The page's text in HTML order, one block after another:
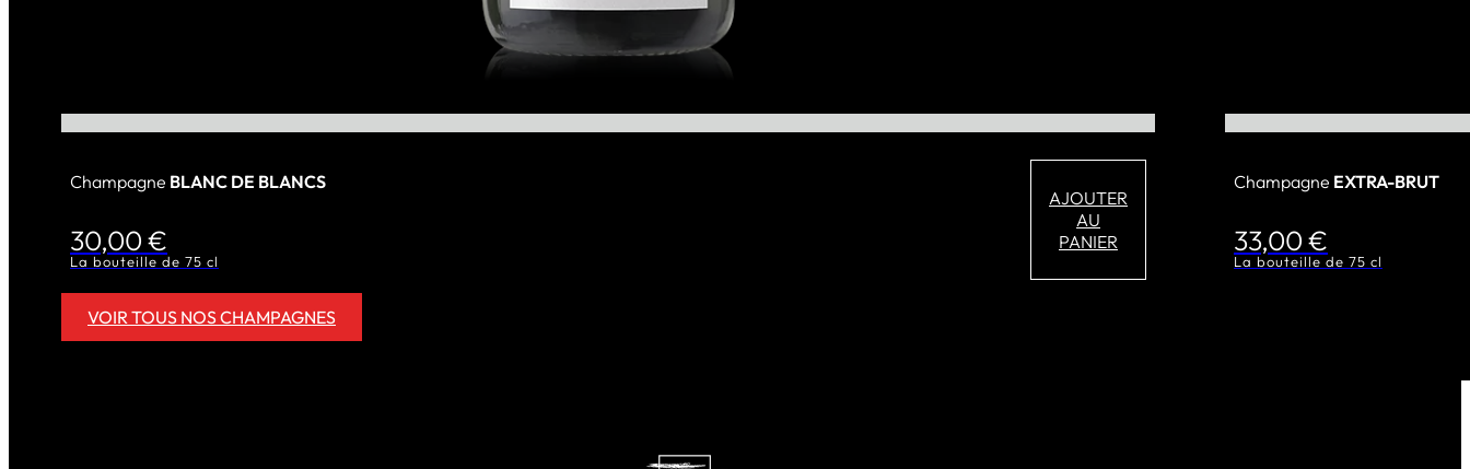
Champagne BLANC DE BLANCS
30,00€
La bouteille de 75 cl
AJOUTER
AU
PANIER
Champagne EXTRA-BRUT
33,00€
La bouteille de 75 cl
VOIR TOUS NOS CHAMPAGNES